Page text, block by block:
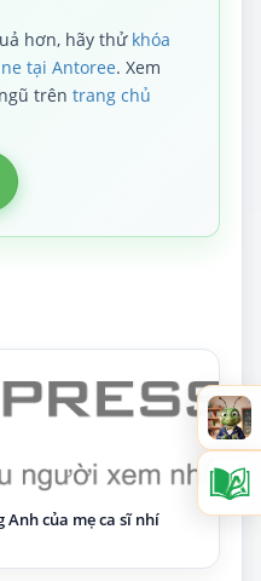
hơn, hãy thử khóa
tại Antoree. Xem
trên trang chủ
Anh của mẹ ca sĩ nhí